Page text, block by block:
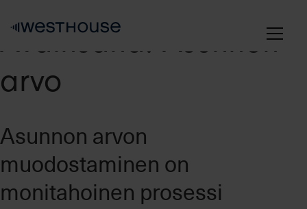
Avainsana: Asunnon
arvo
Asunnon arvon
muodostaminen on
monitahoinen prosessi